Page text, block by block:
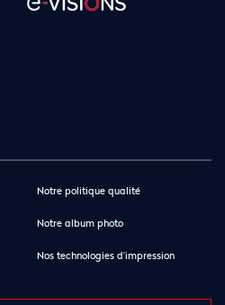
Notre politique qualité
Notre album photo
Nos technologies d’impression